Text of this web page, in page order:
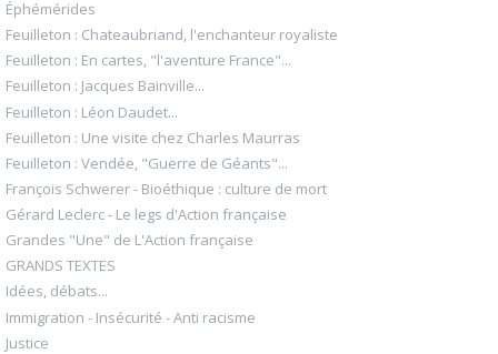
Éphémérides
Feuilleton : Chateaubriand, l'enchanteur royaliste
Feuilleton : En cartes, "l'aventure France"...
Feuilleton : Jacques Bainville...
Feuilleton : Léon Daudet...
Feuilleton : Une visite chez Charles Maurras
Feuilleton : Vendée, "Guerre de Géants"...
François Schwerer - Bioéthique : culture de mort
Gérard Leclerc - Le legs d'Action française
Grandes "Une" de L'Action française
GRANDS TEXTES
Idées, débats...
Immigration - Insécurité - Anti racisme
Justice